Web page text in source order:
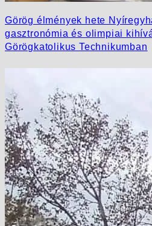
Görög élmények hete
gasztronómia és olimpiai
Görögkatolikus Technikumban